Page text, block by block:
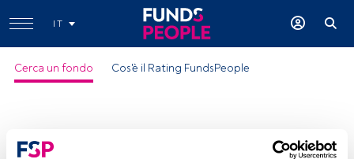
IT
Cerca un fondo Cos'è il Rating FundsPeople